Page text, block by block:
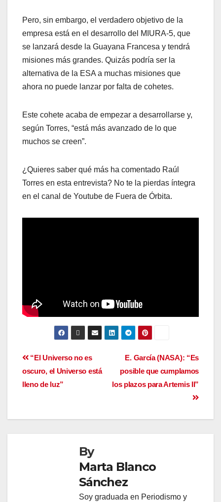
Pero, sin embargo, el verdadero objetivo de la
empresa está en el desarrollo del MIURA-5, que
se lanzará desde la Guayana Francesa y tendrá
misiones más grandes. Quizás podría ser la
alternativa de la ESA a muchas misiones que
ahora no puede lanzar por falta de cohetes.
Este cohete acaba de empezar a desarrollarse y,
según Torres, “está más avanzado de lo que
muchos se creen”.
¿Quieres saber qué más ha comentado Raúl
Torres en esta entrevista? No te la pierdas íntegra
en el canal de Youtube de Fuera de Órbita.
E. García (NASA): “Es
posible que cumplamos
los plazos para Artemis II”
“El Universo no es
oscuro, el Universo está
lleno de luz”
By
Marta Blanco
Sánchez
Soy graduada en Periodismo y